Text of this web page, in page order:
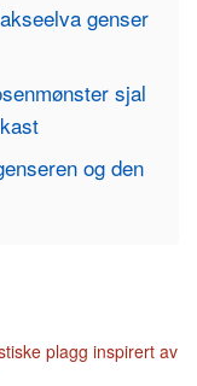
genser
sjal
og den
plagg inspirert av